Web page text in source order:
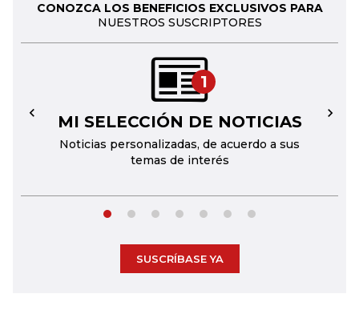
CONOZCA LOS BENEFICIOS EXCLUSIVOS PARA
NUESTROS SUSCRIPTORES
1
MI SELECCIÓN DE NOTICIAS
Noticias personalizadas, de acuerdo a sus
temas de interés
← →
SUSCRÍBASE YA